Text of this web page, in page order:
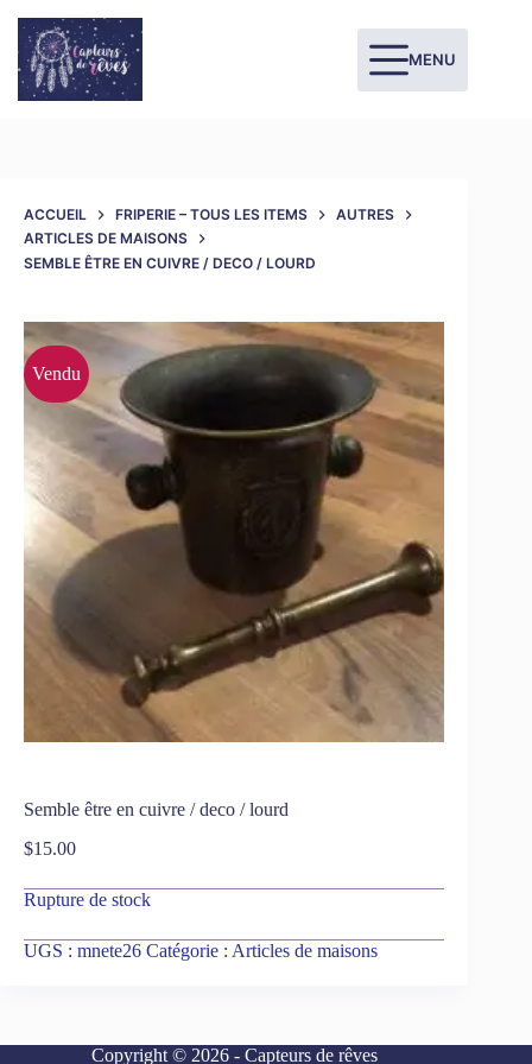
MENU
ACCUEIL FRIPERIE – TOUS LES ITEMS
AUTRES
ARTICLES DE MAISONS
SEMBLE ÊTRE EN CUIVRE / DECO / LOURD
Vendu
Semble être en cuivre / deco / lourd
$15.00
Rupture de stock
UGS : mnete26 Catégorie : Articles de maisons
Copyright © 2026 - Capteurs de rêves